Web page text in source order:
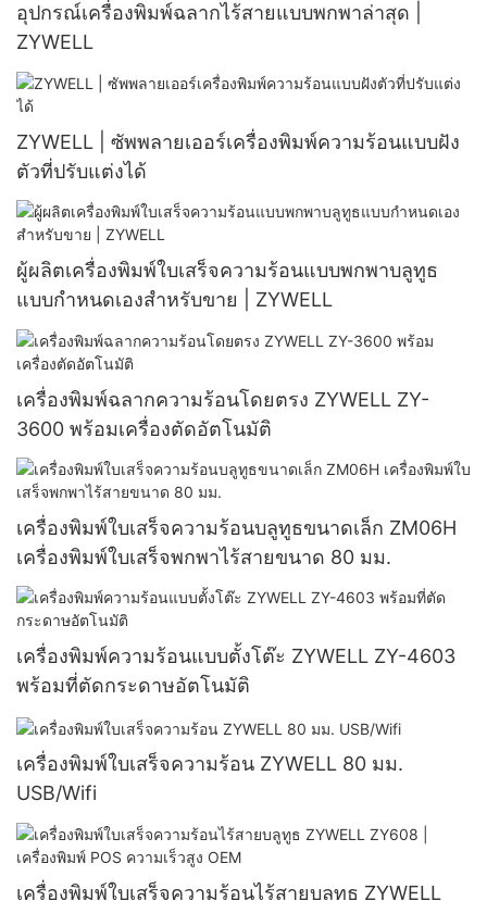
อุปกรณ์เครื่องพิมพ์ฉลากไร้สายแบบพกพาล่าสุด |
ZYWELL
ZYWELL | ซัพพลายเออร์เครื่องพิมพ์ความร้อนแบบฝัง
ตัวที่ปรับแต่งได้
ผู้ผลิตเครื่องพิมพ์ใบเสร็จความร้อนแบบพกพาบลูทูธ
แบบกำหนดเองสำหรับขาย | ZYWELL
เครื่องพิมพ์ฉลากความร้อนโดยตรง ZYWELL ZY-
3600 พร้อมเครื่องตัดอัตโนมัติ
เครื่องพิมพ์ใบเสร็จความร้อนบลูทูธขนาดเล็ก ZM06H
เครื่องพิมพ์ใบเสร็จพกพาไร้สายขนาด 80 มม.
เครื่องพิมพ์ความร้อนแบบตั้งโต๊ะ ZYWELL ZY-4603
พร้อมที่ตัดกระดาษอัตโนมัติ
เครื่องพิมพ์ใบเสร็จความร้อน ZYWELL 80 มม.
USB/Wifi
เครื่องพิมพ์ใบเสร็จความร้อนไร้สายบลูทูธ ZYWELL